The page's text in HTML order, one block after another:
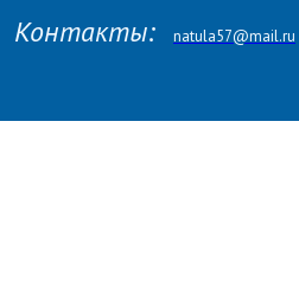
Контакты: natula57@mail.ru